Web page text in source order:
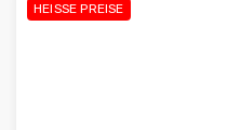
HEISSE PREISE